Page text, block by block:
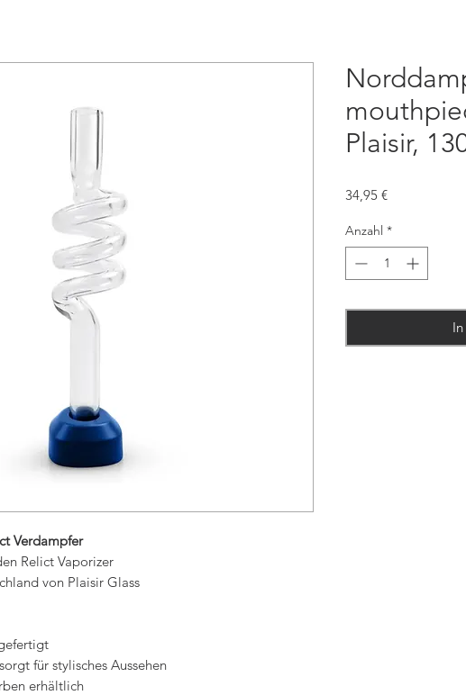
Verdampfer
Relict Vaporizer
von Plaisir Glass
für stylisches Aussehen
erhältlich
Plaisir,
34,95 €Preis
Anzahl *